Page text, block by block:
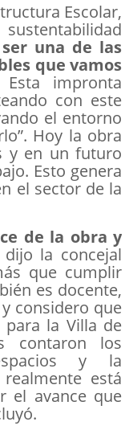
Escolar,
una de las
que vamos
impronta
con este
el entorno
Hoy la obra
y en un futuro
Esto genera
el sector de la
de la obra y
dijo la concejal
que cumplir
es docente,
considero que
la Villa de
contaron los
y la
está
el avance que